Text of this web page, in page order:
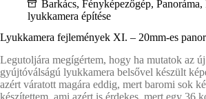
Barkács, Fényképezőgép, Panoráma,
lyukkamera építése
Lyukkamera fejlemények XI. – 20mm-es
Legutoljára megígértem, hogy ha mutatok az
gyújtóválságú lyukkamera belsővel készült
azért váratott magára eddig, mert baromi sok
készítettem, ami azért is érdekes, mert egy 36